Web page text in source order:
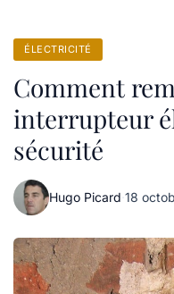
ÉLECTRICITÉ
Comment
interrupteur
sécurité
Hugo Picard·18